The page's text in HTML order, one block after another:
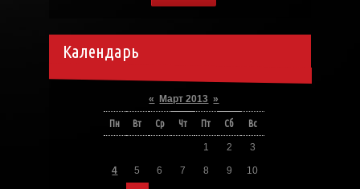
Календарь
« Март 2013 »
Пн Вт Ср Чт Пт Сб Вс
1 2 3
4 5 6 7 8 9 10